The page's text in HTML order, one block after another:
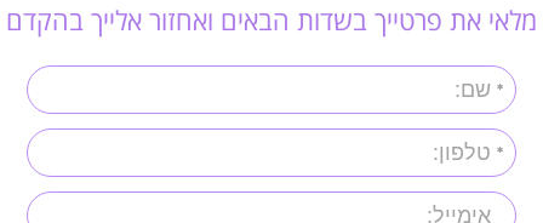
מלאי את פרטייך בשדות הבאים ואחזור אלייך בהקדם